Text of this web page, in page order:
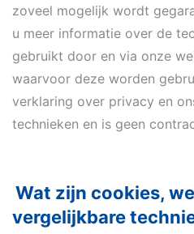
zoveel mogelijk wordt
u meer informatie over de
gebruikt door en via onze
waarvoor deze worden
verklaring over privacy en
technieken en is geen
Wat zijn cookies,
vergelijkbare